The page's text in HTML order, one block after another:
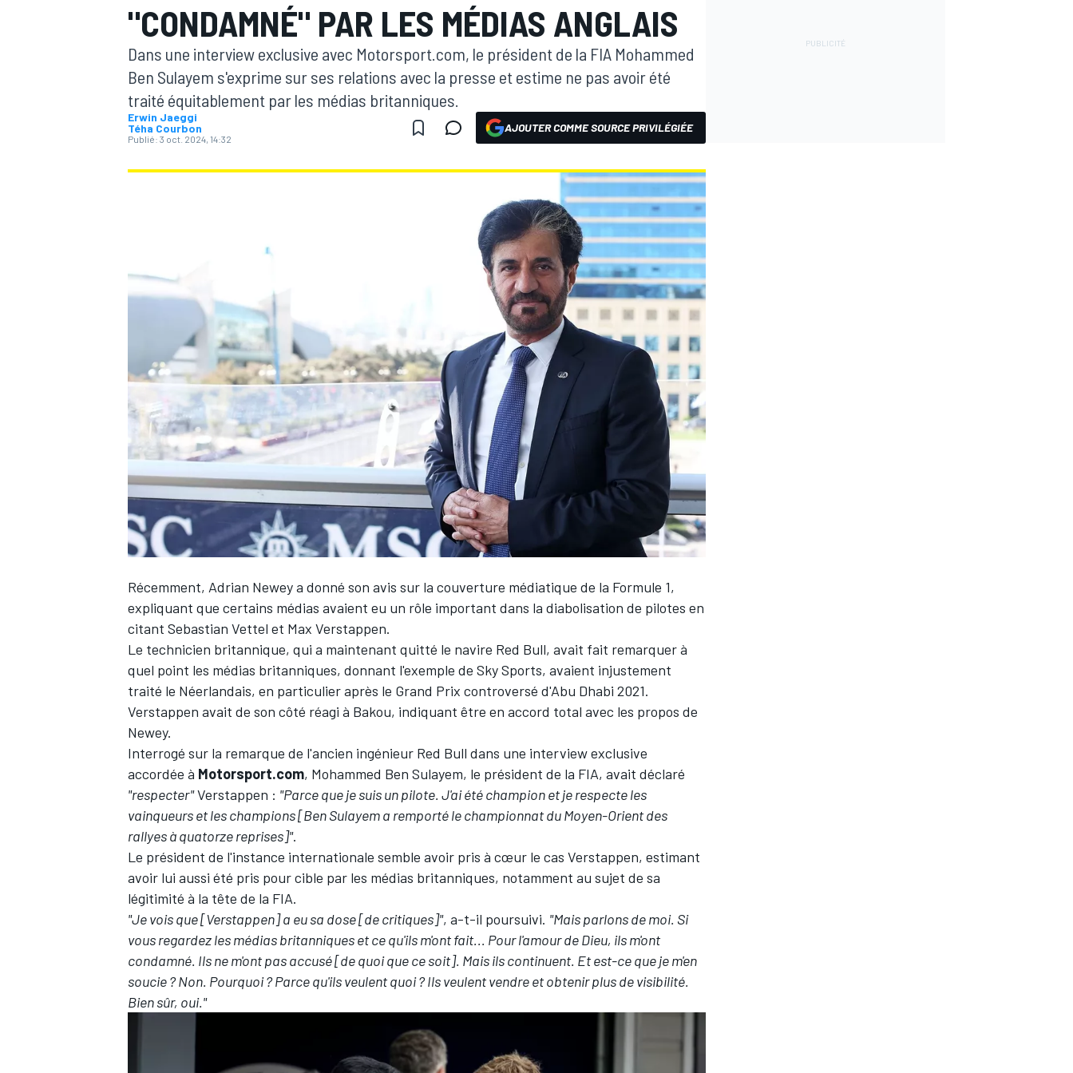
MOTOGP
WRC
WEC
"CONDAMNÉ" PAR LES MÉDIAS ANGLAIS
Dans une interview exclusive avec Motorsport.com, le président de la FIA Mohammed
Ben Sulayem s'exprime sur ses relations avec la presse et estime ne pas avoir été
traité équitablement par les médias britanniques.
Erwin Jaeggi
Téha Courbon
Publié: 3 oct. 2024, 14:32
AJOUTER COMME SOURCE PRIVILÉGIÉE
Récemment, Adrian Newey a donné son avis sur la couverture médiatique de la Formule 1,
expliquant que certains médias avaient eu un rôle important dans la diabolisation de pilotes en
citant Sebastian Vettel et Max Verstappen.
Le technicien britannique, qui a maintenant quitté le navire Red Bull, avait fait remarquer à
quel point les médias britanniques, donnant l'exemple de Sky Sports, avaient injustement
traité le Néerlandais, en particulier après le Grand Prix controversé d'Abu Dhabi 2021.
Verstappen avait de son côté réagi à Bakou, indiquant être en accord total avec les propos de
Newey.
Interrogé sur la remarque de l'ancien ingénieur Red Bull dans une interview exclusive
accordée à Motorsport.com, Mohammed Ben Sulayem, le président de la FIA, avait déclaré
"respecter"Verstappen : "Parce que je suis un pilote. J'ai été champion et je respecte les
vainqueurs et les champions [Ben Sulayem a remporté le championnat du Moyen-Orient des
rallyes à quatorze reprises]".
Le président de l'instance internationale semble avoir pris à cœur le cas Verstappen, estimant
avoir lui aussi été pris pour cible par les médias britanniques, notamment au sujet de sa
légitimité à la tête de la FIA.
"Je vois que [Verstappen] a eu sa dose [de critiques]", a-t-il poursuivi. "Mais parlons de moi. Si
vous regardez les médias britanniques et ce qu'ils m'ont fait... Pour l'amour de Dieu, ils m'ont
condamné. Ils ne m'ont pas accusé [de quoi que ce soit]. Mais ils continuent. Et est-ce que je m'en
soucie ? Non. Pourquoi ? Parce qu'ils veulent quoi ? Ils veulent vendre et obtenir plus de visibilité.
Bien sûr, oui."